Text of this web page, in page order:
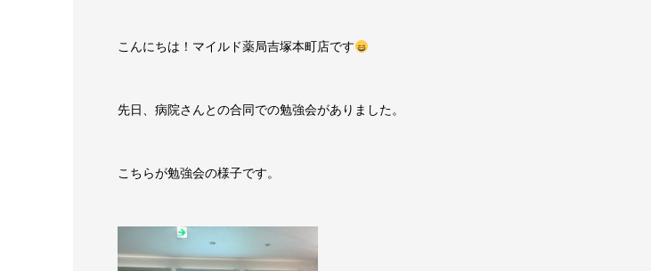
こんにちは！マイルド薬局吉塚本町店です
先日、病院さんとの合同での勉強会がありました。
こちらが勉強会の様子です。